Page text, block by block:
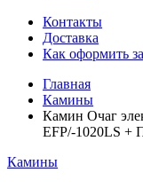
Контакты
Доставка
Как оформить
Главная
Камины
Камин Очаг
EFP/-1020LS +
Камины